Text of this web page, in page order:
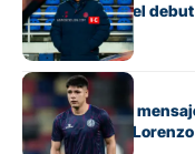
Los cambios y el
con Huracán
Fútbol
El conmovedor
a jugar en San Lorenzo